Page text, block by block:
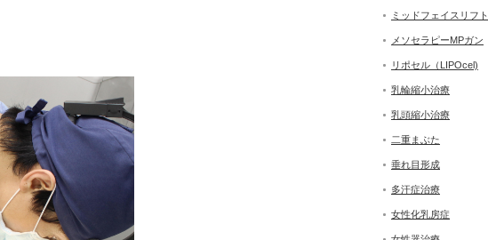
ミッドフェイスリフト
メソセラピーMPガン
リポセル（LIPOcel)
乳輪縮小治療
乳頭縮小治療
二重まぶた
垂れ目形成
多汗症治療
女性化乳房症